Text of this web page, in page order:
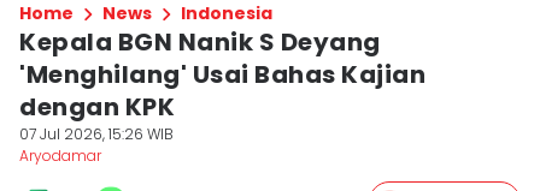
Home News Indonesia
Kepala BGN Nanik S Deyang
'Menghilang' Usai Bahas Kajian
dengan KPK
07 Jul 2026, 15:26 WIB
Aryodamar